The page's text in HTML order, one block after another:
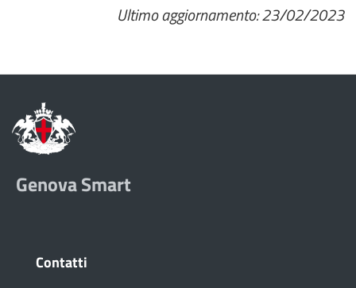
Ultimo aggiornamento: 23/02/2023
Genova Smart
Contatti